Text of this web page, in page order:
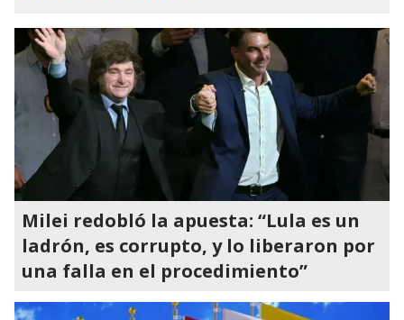
Milei redobló la apuesta: “Lula es un
ladrón, es corrupto, y lo liberaron por
una falla en el procedimiento”